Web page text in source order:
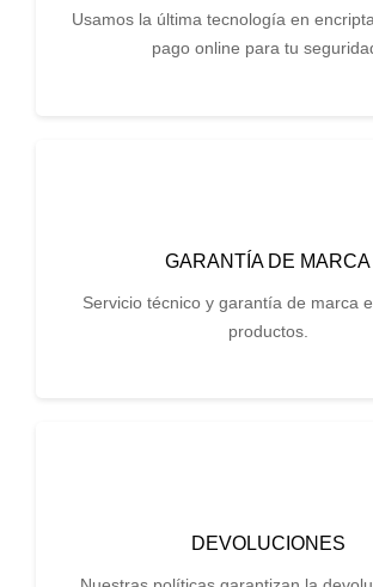
Usamos la última tecnología en
pago online para tu
GARANTÍA DE MARCA
Servicio técnico y garantía de marca
productos.
DEVOLUCIONES